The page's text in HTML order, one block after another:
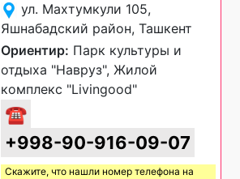
ул. Махтумкули 105,
Яшнабадский район, Ташкент
Ориентир: Парк культуры и
отдыха "Навруз", Жилой
комплекс "Livingood"
☎
+998-90-916-09-07
Скажите, что нашли номер телефона на